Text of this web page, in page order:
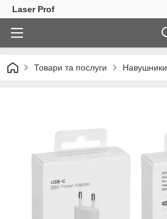
Laser Prof
Товари та послуги Навушники